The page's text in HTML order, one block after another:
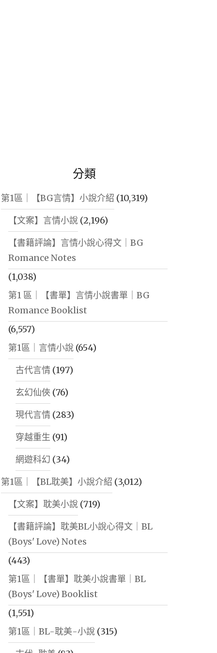
分類
第1區｜【BG言情】小說介紹 (10,319)
【文案】言情小說(2,196)
【書籍評論】言情小說心得文｜BG
Romance Notes
(1,038)
第1 區｜【書單】言情小說書單｜BG
Romance Booklist
(6,557)
第1區｜言情小說(654)
古代言情(197)
玄幻仙俠 (76)
現代言情(283)
穿越重生 (91)
網遊科幻 (34)
第1區｜【BL耽美】小說介紹 (3,012)
【文案】耽美小說(719)
【書籍評論】耽美BL小說心得文｜BL
(Boys' Love) Notes
(443)
第1區｜【書單】耽美小說書單｜BL
(Boys' Love) Booklist
(1,551)
第1區｜BL-耽美-小說(315)